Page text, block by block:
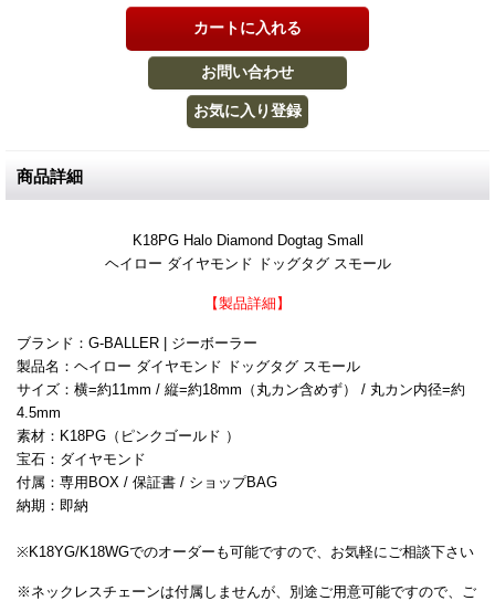
商品詳細
K18PG Halo Diamond Dogtag Small
ヘイロー ダイヤモンド ドッグタグ スモール
【製品詳細】
ブランド：G-BALLER | ジーボーラー
製品名：ヘイロー ダイヤモンド ドッグタグ スモール
サイズ：横=約11mm / 縦=約18mm（丸カン含めず） / 丸カン内径=約
4.5mm
素材：K18PG（ピンクゴールド ）
宝石：ダイヤモンド
付属：専用BOX / 保証書 / ショップBAG
納期：即納
※K18YG/K18WGでのオーダーも可能ですので、お気軽にご相談下さい
※ネックレスチェーンは付属しませんが、別途ご用意可能ですので、ご